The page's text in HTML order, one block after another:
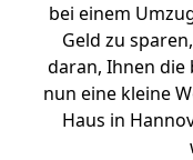
bei einem
Geld zu
daran, Ihnen die
nun eine kleine
Haus in